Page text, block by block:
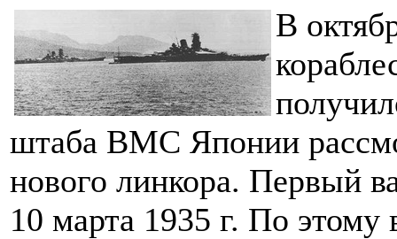
В
штаба ВМС Японии
нового линкора. Первый
10 марта 1935 г. По